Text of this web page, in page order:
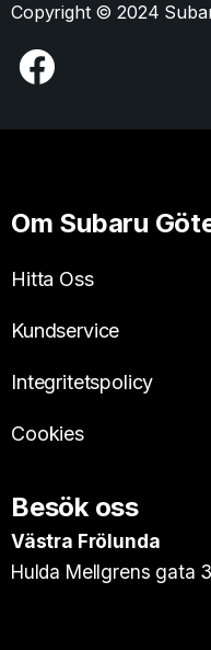
Copyright © 2024
Om Subaru
Hitta Oss
Kundservice
Integritetspolicy
Cookies
Besök oss
Västra Frölunda
Hulda Mellgrens gata 3